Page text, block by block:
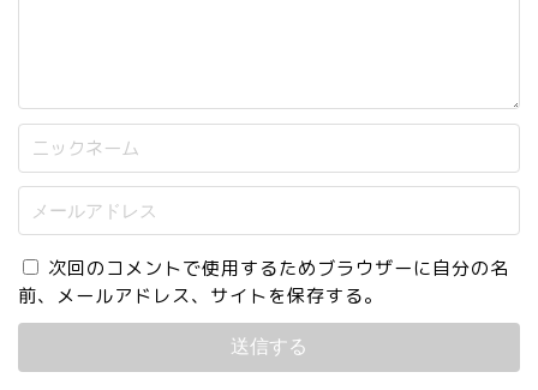
次回のコメントで使用するためブラウザーに自分の名
前、メールアドレス、サイトを保存する。